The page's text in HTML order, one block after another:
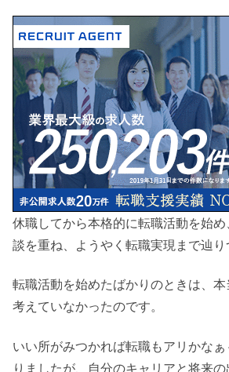
休職してから本格的に転職活動を始
談を重ね、ようやく転職実現まで辿り
転職活動を始めたばかりのときは、
考えていなかったのです。
いい所がみつかれば転職もアリかな
りましたが、自分のキャリアと将来